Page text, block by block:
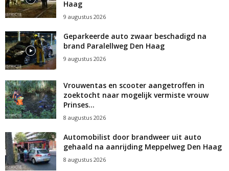
Haag
9 augustus 2026
Geparkeerde auto zwaar beschadigd na
brand Paralellweg Den Haag
9 augustus 2026
Vrouwentas en scooter aangetroffen in
zoektocht naar mogelijk vermiste vrouw
Prinses...
8 augustus 2026
Automobilist door brandweer uit auto
gehaald na aanrijding Meppelweg Den Haag
8 augustus 2026